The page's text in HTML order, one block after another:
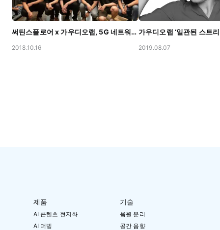
써틴스플로어 x 가우디오랩, 5G 네트워크 기반 시네마틱 VR플랫폼을 위해 파트너십 체결
2018.10.16 2019.08.07
제품
AI 콘텐츠 현지화
AI 더빙
기술
음원 분리
공간 음향